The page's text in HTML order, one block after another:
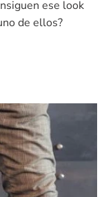
ese look
de ellos?